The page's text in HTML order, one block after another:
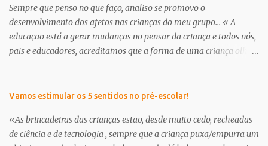
Sempre que penso no que faço, analiso se promovo o
desenvolvimento dos afetos nas crianças do meu grupo... « A
educação está a gerar mudanças no pensar da criança e todos nós,
pais e educadores, acreditamos que a forma de uma criança olhar
“nova” infância. Uma infância que tem de respeitar os seus
através da brincadeira, desenvolver os seus afetos tanto com as
suas outras potencialidades.» in, projeto curricular de sala ano
Vamos estimular os 5 sentidos no pré-escolar!
«As brincadeiras das crianças estão, desde muito cedo, recheadas
de ciência e de tecnologia , sempre que a criança puxa/empurra um